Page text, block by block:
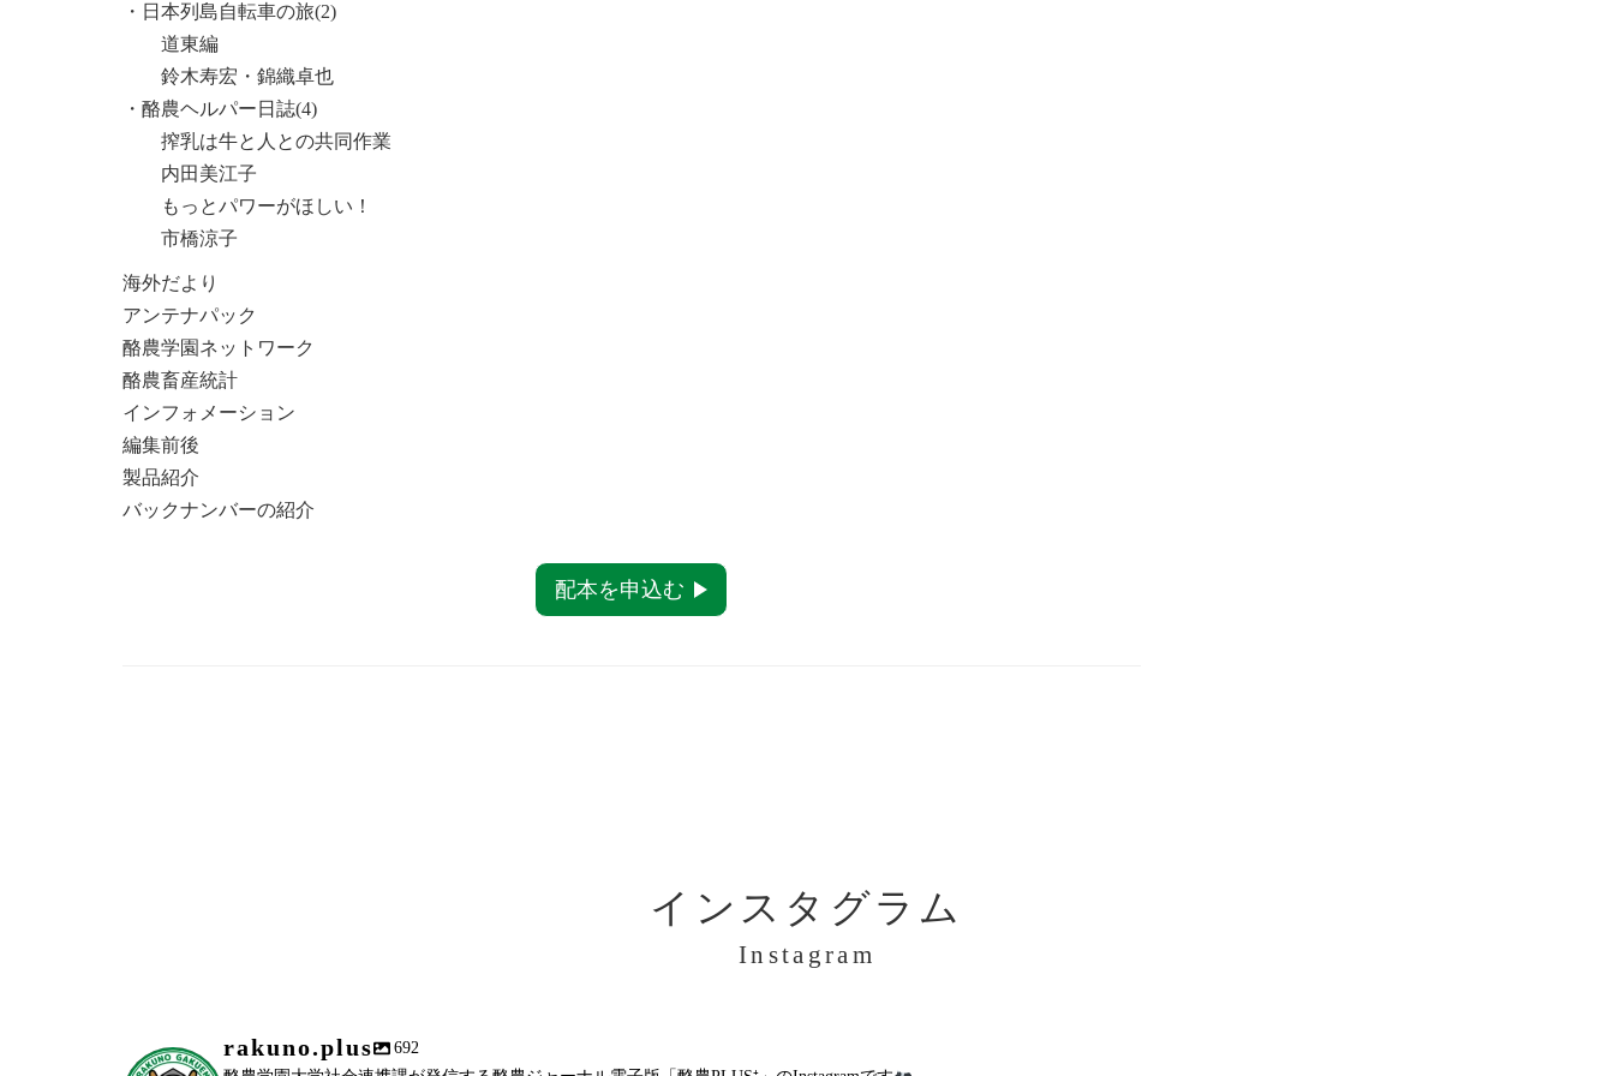
・日本列島自転車の旅(2)
道東編
鈴木寿宏・錦織卓也
・酪農ヘルパー日誌(4)
搾乳は牛と人との共同作業
内田美江子
もっとパワーがほしい！
市橋涼子
海外だより
アンテナパック
酪農学園ネットワーク
酪農畜産統計
インフォメーション
編集前後
製品紹介
バックナンバーの紹介
配本を申込む
インスタグラム
Instagram
rakuno.plus
692